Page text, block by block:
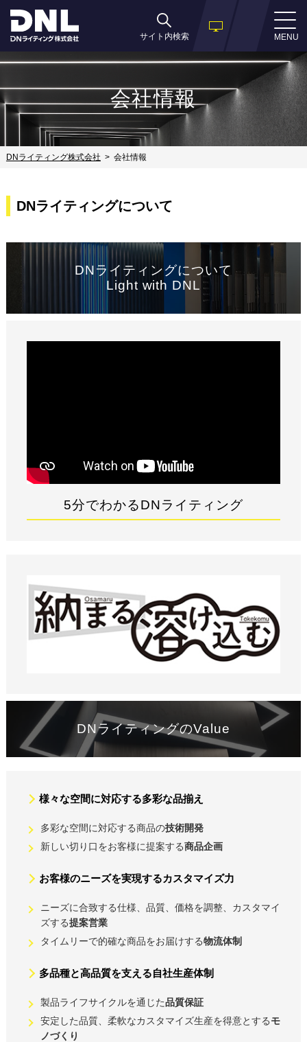
MENU
サイト内検索
会社情報
DNライティング株式会社 会社情報
DNライティングについて
DNライティングについて
Light with DNL
5分でわかるDNライティング
DNライティングのValue
様々な空間に対応する多彩な品揃え
多彩な空間に対応する商品の技術開発
新しい切り口をお客様に提案する商品企画
お客様のニーズを実現するカスタマイズ力
ニーズに合致する仕様、品質、価格を調整、カスタマイ
ズする提案営業
タイムリーで的確な商品をお届けする物流体制
多品種と高品質を支える自社生産体制
製品ライフサイクルを通じた品質保証
安定した品質、柔軟なカスタマイズ生産を得意とするモ
ノづくり